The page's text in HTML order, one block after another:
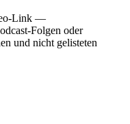
Link —
Folgen oder
und nicht gelisteten